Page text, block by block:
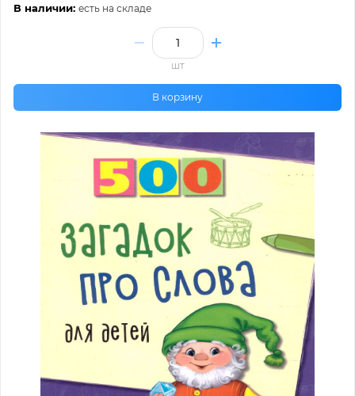
В наличии: есть на складе
шт
В корзину